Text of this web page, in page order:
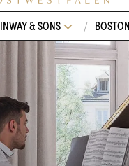
& SONS BOSTON